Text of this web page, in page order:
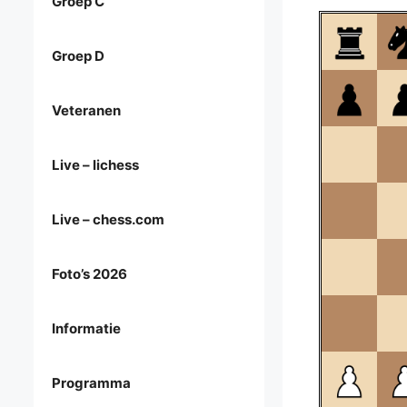
Groep D
Veteranen
Live – lichess
Live – chess.com
Foto’s 2026
Informatie
Programma